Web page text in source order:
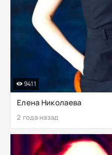
Елена Николаева
2 года назад
9411